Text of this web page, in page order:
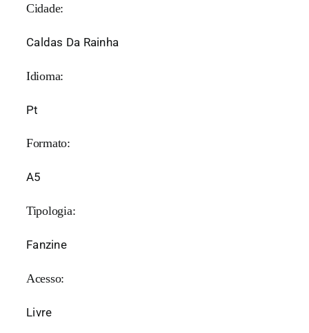
Cidade:
Caldas Da Rainha
Idioma:
Pt
Formato:
A5
Tipologia:
Fanzine
Acesso:
Livre